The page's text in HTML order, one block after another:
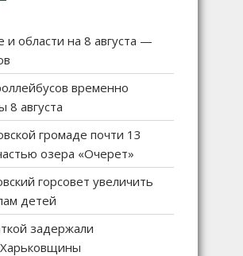
и области на 8 августа —
временно
8 августа
громаде почти 13
озера «Очерет»
горсовет увеличить
детей
задержали